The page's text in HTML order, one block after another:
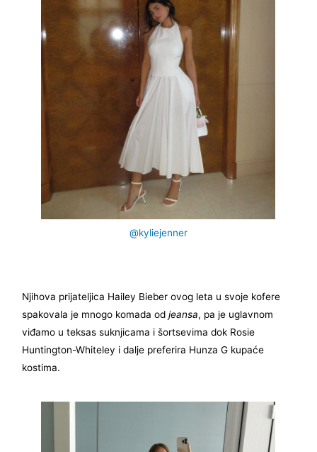
@kyliejenner
Njihova prijateljica Hailey Bieber ovog leta u svoje kofere
spakovala je mnogo komada odjeansa, pa je uglavnom
viđamo u teksas suknjicama i šortsevima dok Rosie
Huntington-Whiteley i dalje preferira Hunza G kupaće
kostima.